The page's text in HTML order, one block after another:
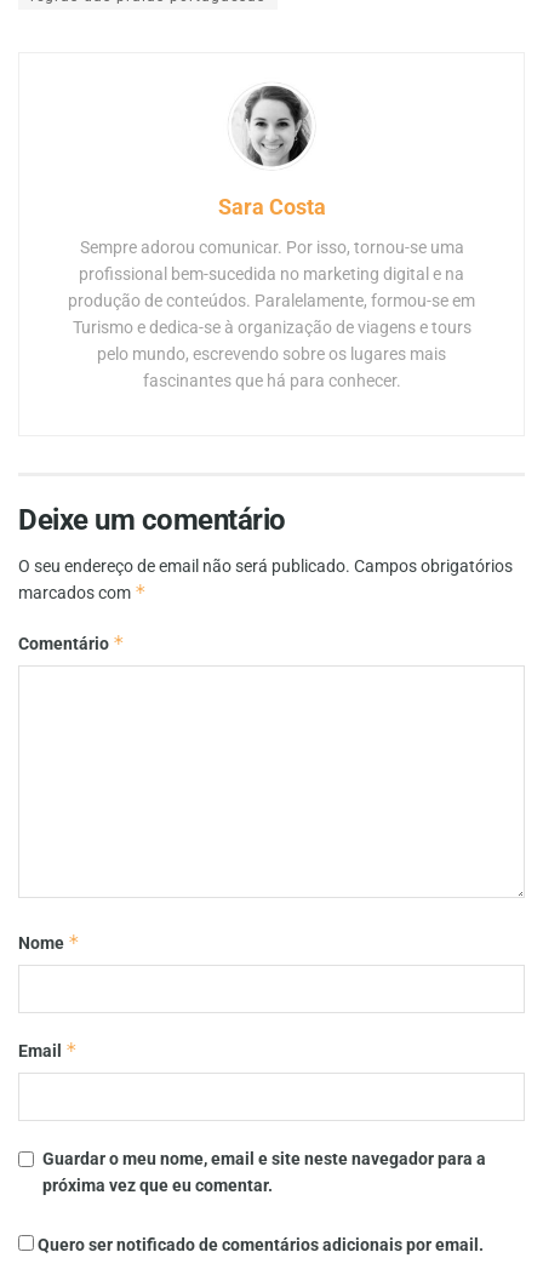
Sara Costa
Sempre adorou comunicar. Por isso, tornou-se uma
profissional bem-sucedida no marketing digital e na
produção de conteúdos. Paralelamente, formou-se em
Turismo e dedica-se à organização de viagens e tours
pelo mundo, escrevendo sobre os lugares mais
fascinantes que há para conhecer.
Deixe um comentário
O seu endereço de email não será publicado. Campos obrigatórios
marcados com *
Comentário *
Nome *
Email *
Guardar o meu nome, email e site neste navegador para a
próxima vez que eu comentar.
Quero ser notificado de comentários adicionais por email.